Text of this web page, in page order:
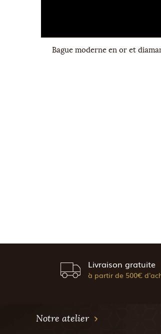
Bague moderne en or et
Livraison gratuite
à partir de 500€
Notre atelier